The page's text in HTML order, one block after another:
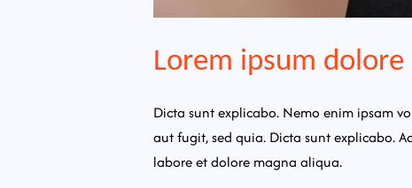
Lorem ipsum dolore
Dicta sunt explicabo. Nemo enim ipsam
aut fugit, sed quia. Dicta sunt explicabo.
labore et dolore magna aliqua.